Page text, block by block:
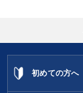
初めての方へ